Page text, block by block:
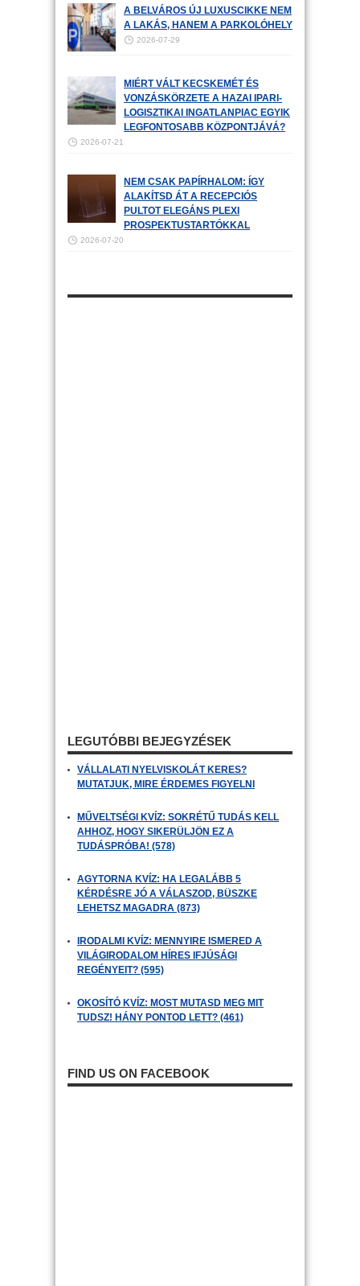
A BELVÁROS ÚJ LUXUSCIKKE NEM
A LAKÁS, HANEM A PARKOLÓHELY
2026-07-29
MIÉRT VÁLT KECSKEMÉT ÉS
VONZÁSKÖRZETE A HAZAI IPARI-
LOGISZTIKAI INGATLANPIAC EGYIK
LEGFONTOSABB KÖZPONTJÁVÁ?
2026-07-21
NEM CSAK PAPÍRHALOM: ÍGY
ALAKÍTSD ÁT A RECEPCIÓS
PULTOT ELEGÁNS PLEXI
PROSPEKTUSTARTÓKKAL
2026-07-20
LEGUTÓBBI BEJEGYZÉSEK
VÁLLALATI NYELVISKOLÁT KERES?
MUTATJUK, MIRE ÉRDEMES FIGYELNI
MŰVELTSÉGI KVÍZ: SOKRÉTŰ TUDÁS KELL
AHHOZ, HOGY SIKERÜLJÖN EZ A
TUDÁSPRÓBA! (578)
AGYTORNA KVÍZ: HA LEGALÁBB 5
KÉRDÉSRE JÓ A VÁLASZOD, BÜSZKE
LEHETSZ MAGADRA (873)
IRODALMI KVÍZ: MENNYIRE ISMERED A
VILÁGIRODALOM HÍRES IFJÚSÁGI
REGÉNYEIT? (595)
OKOSÍTÓ KVÍZ: MOST MUTASD MEG MIT
TUDSZ! HÁNY PONTOD LETT? (461)
FIND US ON FACEBOOK